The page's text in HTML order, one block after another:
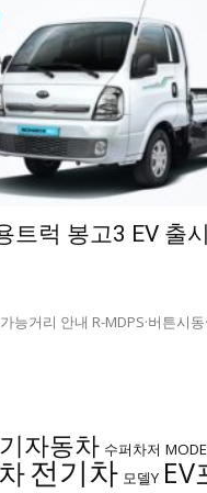
트럭 봉고3 EV 출
능거리 안내 R-MDPS·버튼시
자동차 수퍼차저
전기차 모델Y EV